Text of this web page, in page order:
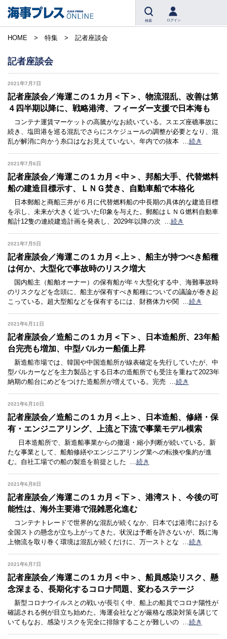
検索 ログイン
HOME 特集 記者座談会
記者座談会
2021年7月7日
記者座談会／海運この１カ月＜下＞、物流混乱、改善は第
４四半期以降に、戦略港湾、フィーダー支援で日本海も
コンテナ運賃マーケットの高騰がなお続いている。スエズ座礁事故に
続き、塩田港を巡る混乱でさらにスケジュールの調整が必要となり、混
乱が解消に向かう糸口はなお見えていない。年内での抜本 …続き
2021年7月6日
記者座談会／海運この１カ月＜中＞、邦船大手、代替燃料
船の建造目標示す、ＬＮＧ焚き、自動車船で本格化
日本郵船と商船三井が６月に代替燃料船の中長期の具体的な建造目標
を示し、未来が大きく近づいた印象を与えた。郵船はＬＮＧ燃料自動車
船計12隻の連続建造計画を発表し、2029年以降の次 …続き
2021年7月5日
記者座談会／海運この１カ月＜上＞、船主が持つべき船種
は何か、大型化で事故時のリスク増大
国内船主（船舶オーナー）の保有船が年々大型化する中、海難事故時
のリスクなどを念頭に、船主が保有すべき船種についての議論が巻き起
こっている。超大型船などを保有するには、財務体力や関 …続き
2021年6月11日
記者座談会／造船この１カ月＜下＞、日本造船所、23年船
台完売も増加、中型バルカー船価上昇
新造船市場では、韓国や中国造船所が線表確定を先行していたが、中
型バルカーなどを主力製品とする日本の造船所でも受注を重ねて2023年
納期の船台にめどをつけた造船所が増えている。完売 …続き
2021年6月10日
記者座談会／造船この１カ月＜上＞、日本造船、修繕・保
有・エンジニアリング、上流と下流で事業モデル模索
日本造船所で、新造船事業からの撤退・縮小判断が続いている。新
たな事業として、船舶修繕やエンジニアリング業への転換や集約が進
む。自社工場での船の製造を前提とした …続き
2021年6月8日
記者座談会／海運この１カ月＜下＞、港湾スト、今後の可
能性は、海外主要港で混雑悪化進む
コンテナトレードで世界的な混乱が続くなか、日本では港湾における
全国ストの懸念が立ち上がってきた。状況は予断を許さないが、既に海
上物流を取り巻く環境は混乱が続くだけに、万一ストとな …続き
2021年6月7日
記者座談会／海運この１カ月＜中＞、船員感染リスク、懸
念深まる、長期化するコロナ問題、変わるステージ
新型コロナウイルスとの戦いが長引く中、船上の船員でコロナ陽性が
確認される例が目立ち始めた。海運会社などが厳格な感染対策を講じて
いてもなお、感染リスクを完全に排除することが難しいの …続き